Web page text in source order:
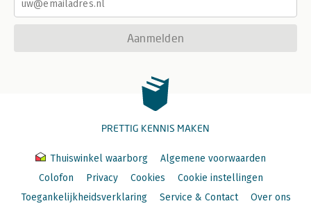
Aanmelden
PRETTIG KENNIS MAKEN
Thuiswinkel waarborg
Algemene voorwaarden
Colofon
Privacy Cookies
Cookie instellingen
Toegankelijkheidsverklaring
Service & Contact Over ons